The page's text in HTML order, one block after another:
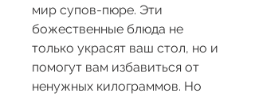
мир супов-пюре. Эти
божественные блюда не
только украсят ваш стол, но и
помогут вам избавиться от
ненужных килограммов. Но